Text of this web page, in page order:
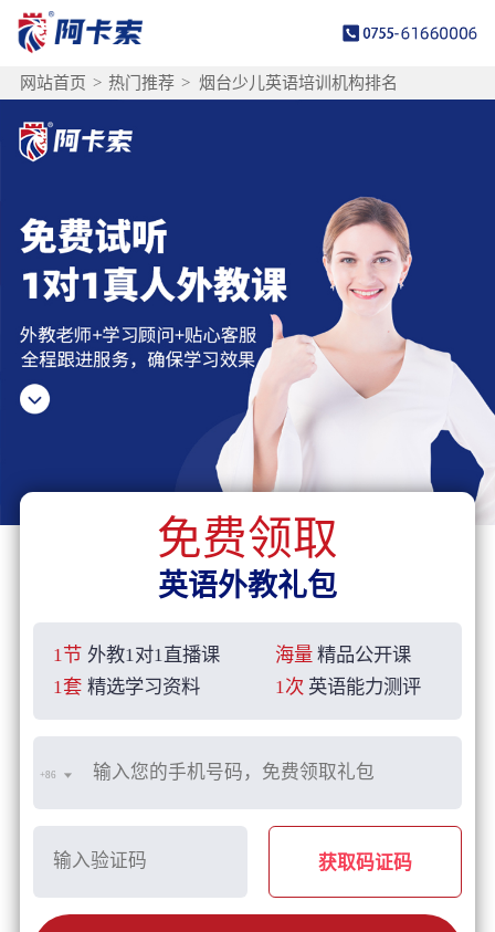
网站首页 > 热门推荐 > 烟台少儿英语培训机构排名
免费领取
英语外教礼包
1节 外教1对1直播课 海量 精品公开课
1套 精选学习资料 1次 英语能力测评
+86
获取码证码